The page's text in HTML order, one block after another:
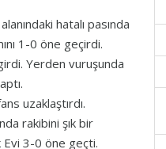
hatalı pasında
1-0 öne geçirdi.
Yerden vuruşunda
uzaklaştırdı.
rakibini şık bir
3-0 öne geçti.